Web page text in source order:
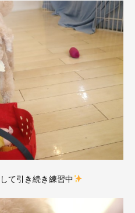
て引き続き練習中